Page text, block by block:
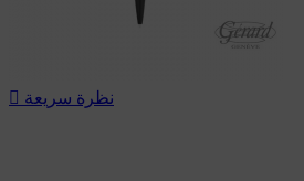
 نظرة سريعة